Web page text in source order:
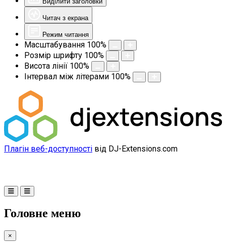
Читач з екрана
Режим читання
Масштабування 100%
Розмір шрифту 100%
Висота лінії 100%
Інтервал між літерами 100%
Плагін веб-доступності від DJ-Extensions.com
Головне меню
×